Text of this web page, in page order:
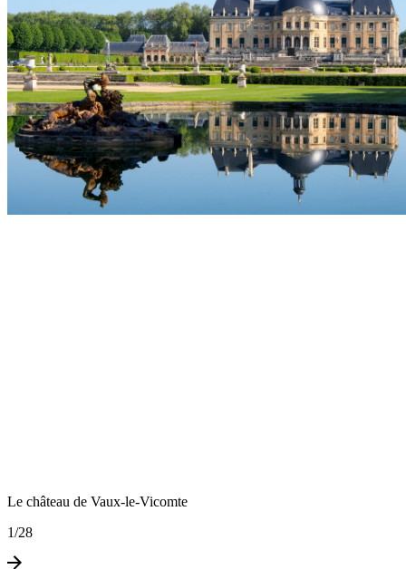
Le château de Vaux-le-Vicomte
1/28